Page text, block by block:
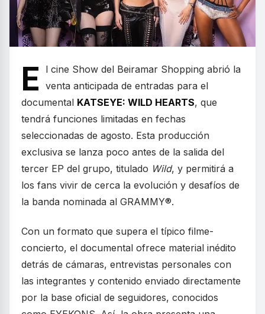
E
l cine Show del Beiramar Shopping abrió la
venta anticipada de entradas para el
documental KATSEYE: WILD HEARTS, que
tendrá funciones limitadas en fechas
seleccionadas de agosto. Esta producción
exclusiva se lanza poco antes de la salida del
tercer EP del grupo, titulado Wild, y permitirá a
los fans vivir de cerca la evolución y desafíos de
la banda nominada al GRAMMY®.
Con un formato que supera el típico filme-
concierto, el documental ofrece material inédito
detrás de cámaras, entrevistas personales con
las integrantes y contenido enviado directamente
por la base oficial de seguidores, conocidos